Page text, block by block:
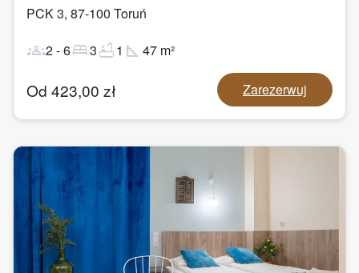
PCK 3, 87-100 Toruń
groups2-6bed3bathtub1 square_foot 47 m²
Od 423,00 zł Zarezerwuj